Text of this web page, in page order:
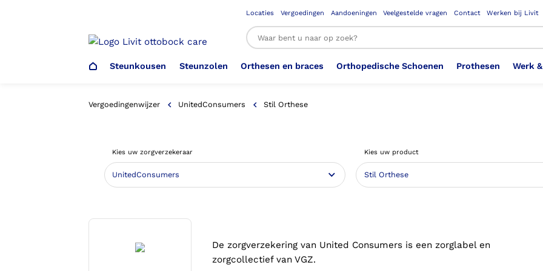
Locaties Vergoedingen Aandoeningen Veelgestelde vragen Contact Werken bij Livit
Steunkousen
Steunkousen (klasse 1)
Kousen (klasse 2)
Aantrekhulpen
Steunzolen
Steunzolen 3D geprinte steunzolen
Voetdrukmeting
Orthesen en braces
Arm Elleboog Been Knie
Heup Bekken Lies Hoofd Nek
Orthopedische Schoenen
Schoenencatalogus Orthopedische Schoenen OSA
Ambulo Badschoenen
Prothesen
Armprothese Bovenbeenprothese
Elleboogprothese Hand & Vinger prothese
Onderbeenprothese
Werk
Werkgever
Werknemer
Vergoedingenwijzer UnitedConsumers Stil Orthese
Kies uw zorgverzekeraar Kies uw product
De zorgverzekering van United Consumers is een zorglabel en
zorgcollectief van VGZ.